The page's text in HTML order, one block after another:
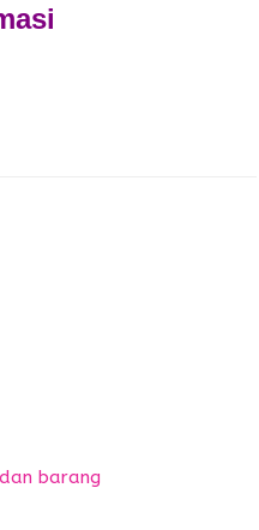
barang